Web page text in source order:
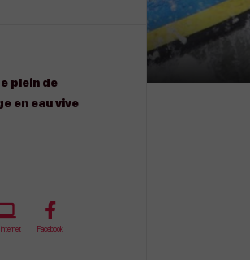
plein de
en eau vive
Facebook